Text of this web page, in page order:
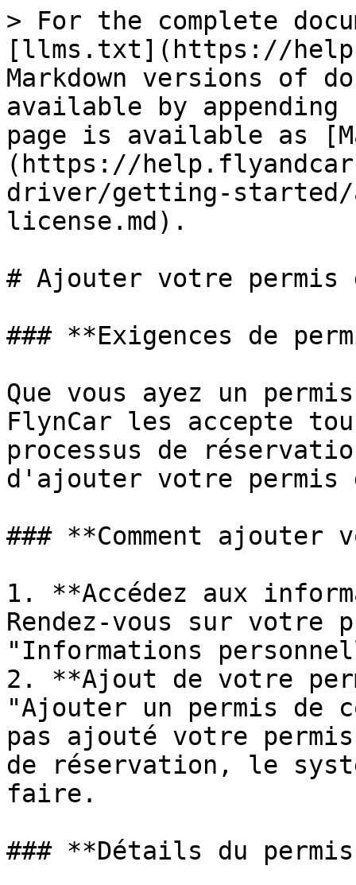
> For the complete
[llms.txt](https://
Markdown versions of
available by
page is available as
(https://
driver/getting-started/
license.md).
# Ajouter votre permis
### **Exigences de
Que vous ayez un
FlynCar les accepte
processus de
d'ajouter votre permis
### **Comment ajouter
1. **Accédez aux
Rendez-vous sur
"Informations
2. **Ajout de votre
"Ajouter un permis de
pas ajouté votre
de réservation, le
faire.
### **Détails du